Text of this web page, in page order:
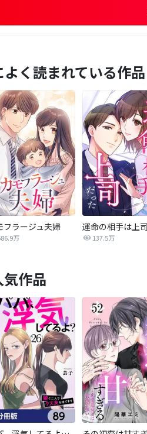
く読まれている作品
フラージュ夫婦
万 137.5万
作品